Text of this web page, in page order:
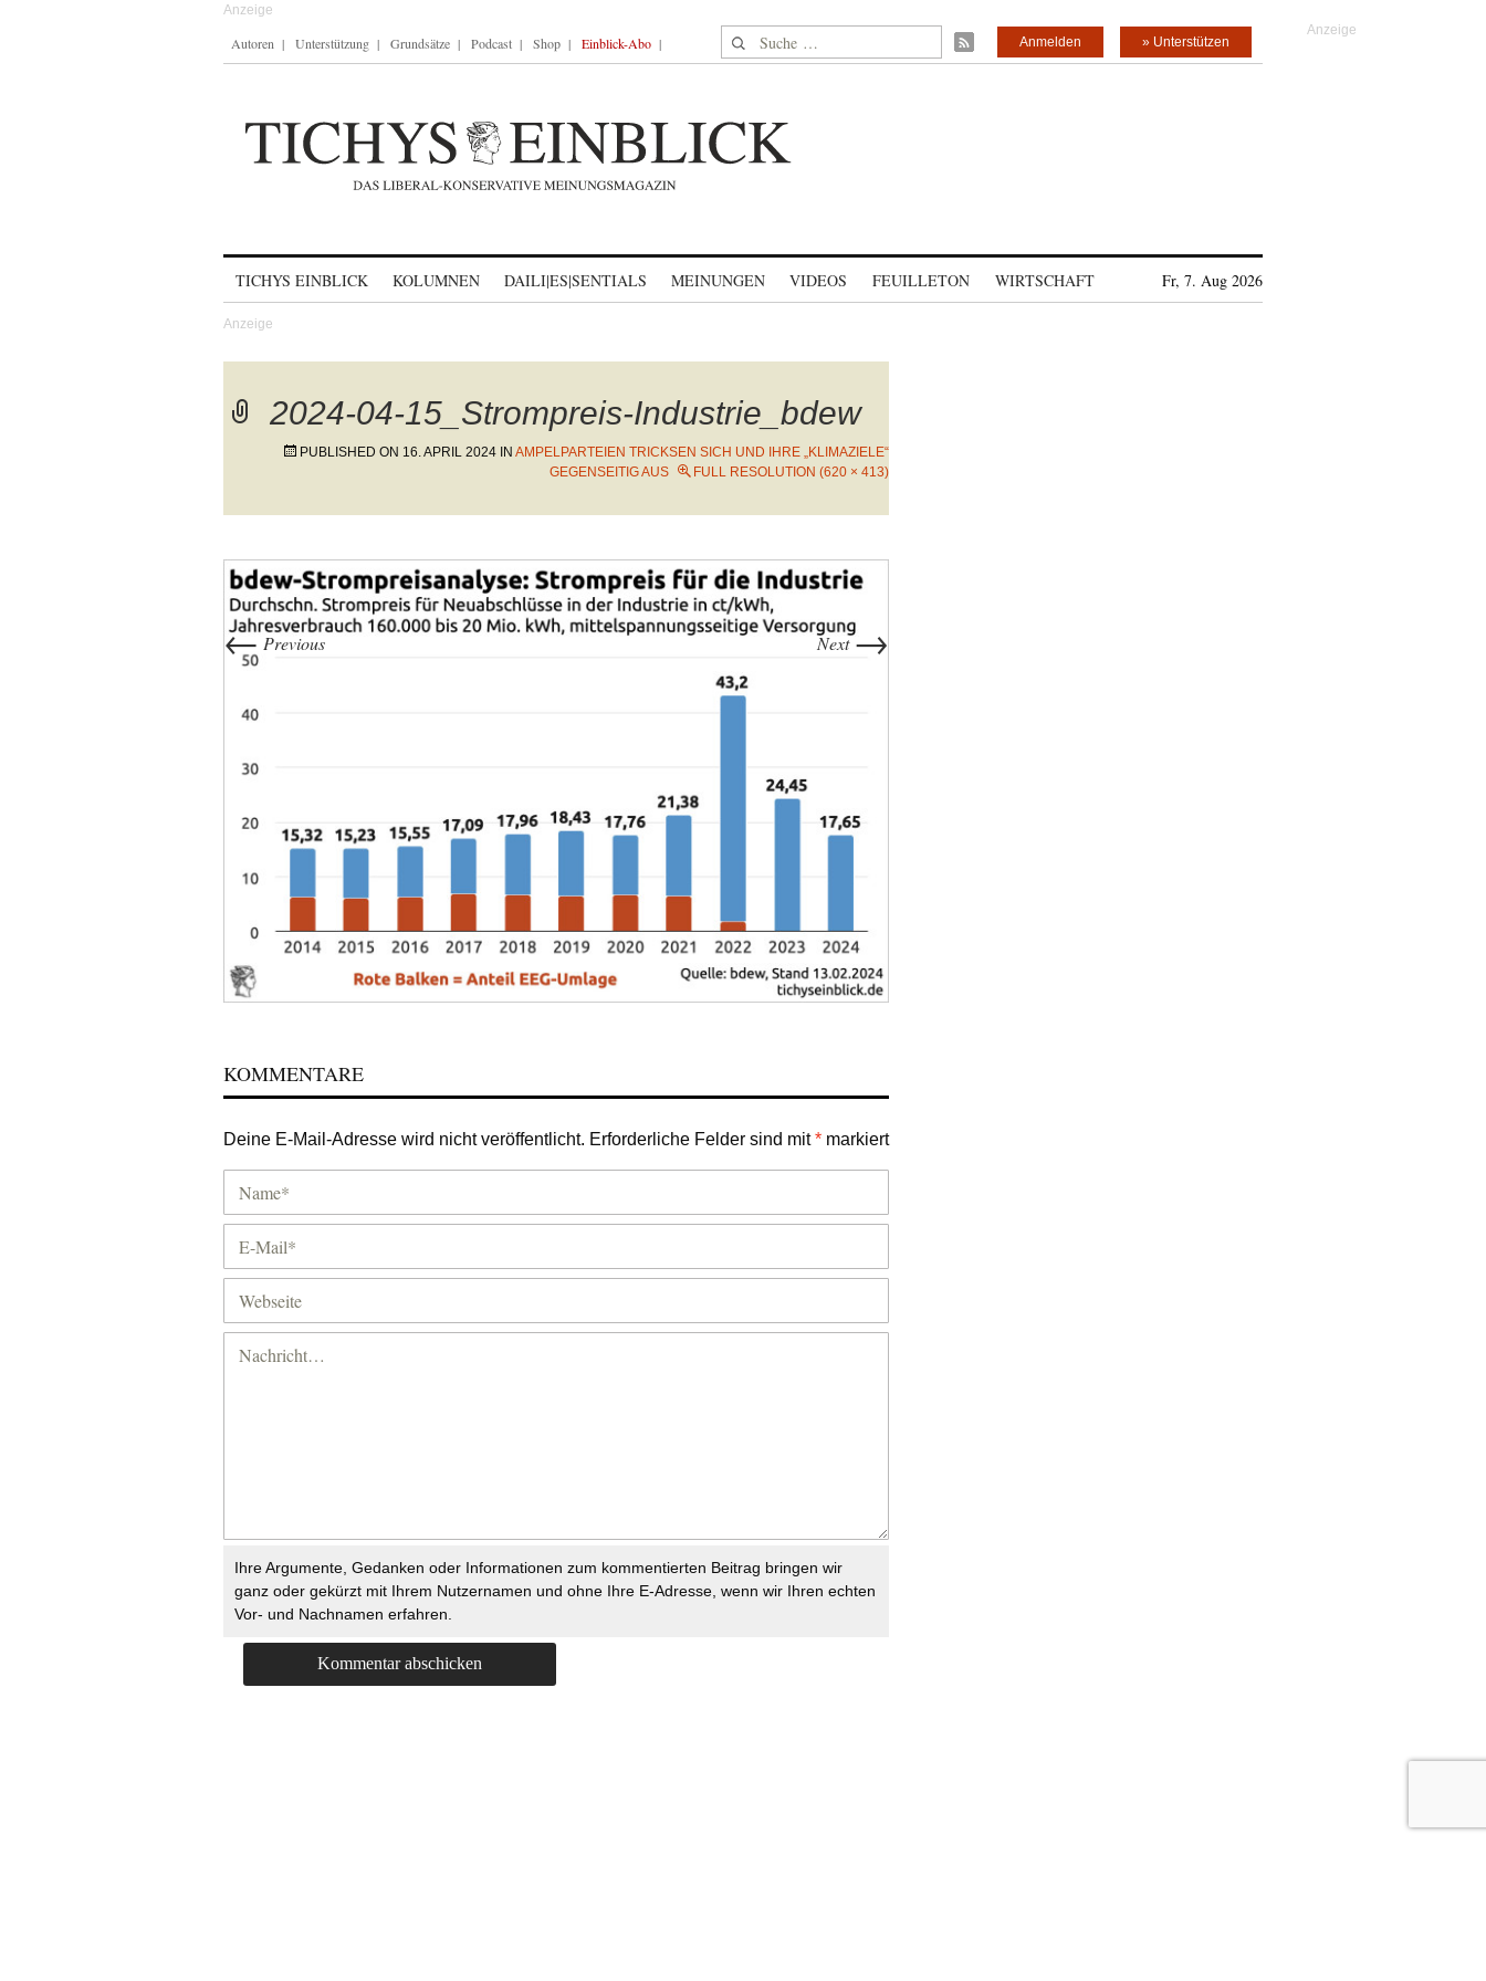
Autoren Unterstützung Grundsätze Podcast Shop Einblick-Abo Suche nach: » Unterstützen
Anmelden
TICHYS EINBLICK KOLUMNEN DAILI|ES|SENTIALS MEINUNGEN VIDEOS FEUILLETON WIRTSCHAFT Fr, 7. Aug 2026
2024-04-15_Strompreis-Industrie_bdew
PUBLISHED ON 16. APRIL 2024 IN AMPELPARTEIEN TRICKSEN SICH UND IHRE „KLIMAZIELE“
GEGENSEITIG AUS
FULL RESOLUTION (620 × 413)
← Previous Next→
KOMMENTARE
Deine E-Mail-Adresse wird nicht veröffentlicht. Erforderliche Felder sind mit* markiert
Ihre Argumente, Gedanken oder Informationen zum kommentierten Beitrag bringen wir
ganz oder gekürzt mit Ihrem Nutzernamen und ohne Ihre E-Adresse, wenn wir Ihren echten
Vor- und Nachnamen erfahren.